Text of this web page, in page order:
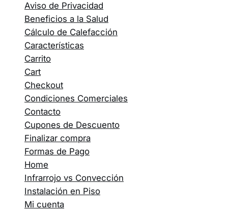
Aviso de Privacidad
Beneficios a la Salud
Cálculo de Calefacción
Características
Carrito
Cart
Checkout
Condiciones Comerciales
Contacto
Cupones de Descuento
Finalizar compra
Formas de Pago
Home
Infrarrojo vs Convección
Instalación en Piso
Mi cuenta